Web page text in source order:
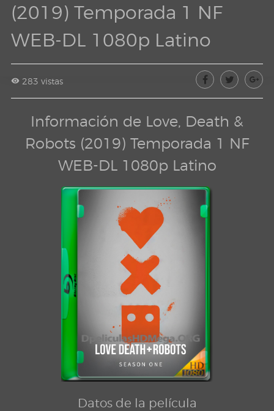
(2019) Temporada 1 NF
WEB-DL 1080p Latino
283 vistas
Información de Love, Death &
Robots (2019) Temporada 1 NF
WEB-DL 1080p Latino
Datos de la película